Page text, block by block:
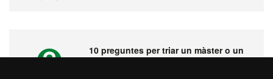
10 preguntes per triar un màster o un